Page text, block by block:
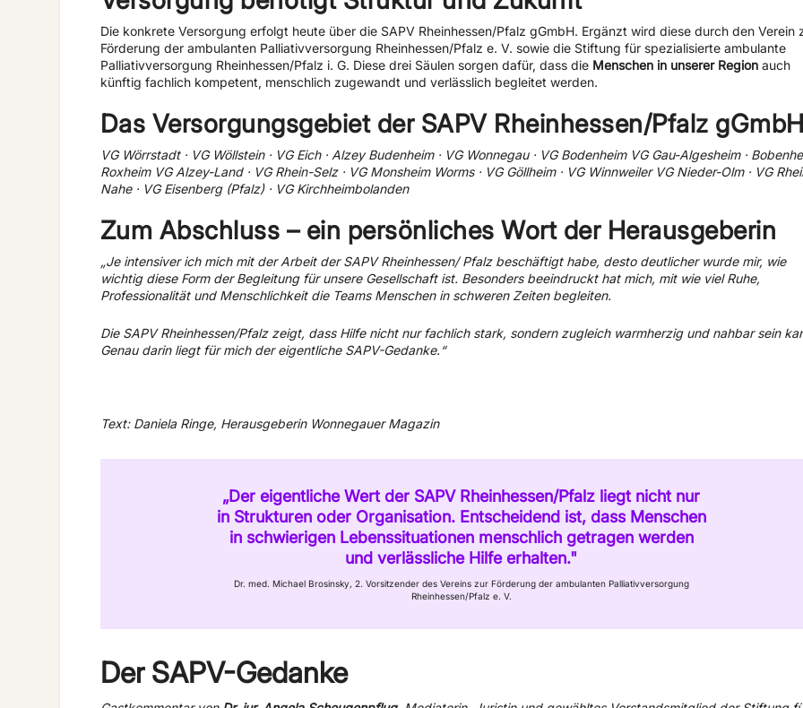
Die konkrete Versorgung erfolgt heute über die SAPV Rheinhessen/Pfalz gGmbH. Ergänzt wird diese durch den Verein
Förderung der ambulanten Palliativversorgung Rheinhessen/Pfalz e. V. sowie die Stiftung für spezialisierte ambulante
Palliativversorgung Rheinhessen/Pfalz i. G. Diese drei Säulen sorgen dafür, dass die Menschen in unserer Region auch
künftig fachlich kompetent, menschlich zugewandt und verlässlich begleitet werden.
Das Versorgungsgebiet der SAPV Rheinhessen/Pfalz
VG Wörrstadt · VG Wöllstein · VG Eich · Alzey Budenheim · VG Wonnegau · VG Bodenheim VG Gau-Algesheim ·
Roxheim VG Alzey-Land · VG Rhein-Selz · VG Monsheim Worms · VG Göllheim · VG Winnweiler VG Nieder-Olm · VG
Nahe · VG Eisenberg (Pfalz) · VG Kirchheimbolanden
Zum Abschluss – ein persönliches Wort der Herausgeberin
„Je intensiver ich mich mit der Arbeit der SAPV Rheinhessen/ Pfalz beschäftigt habe, desto deutlicher wurde mir, wie
wichtig diese Form der Begleitung für unsere Gesellschaft ist. Besonders beeindruckt hat mich, mit wie viel Ruhe,
Professionalität und Menschlichkeit die Teams Menschen in schweren Zeiten begleiten.
Die SAPV Rheinhessen/Pfalz zeigt, dass Hilfe nicht nur fachlich stark, sondern zugleich warmherzig und nahbar sein
Genau darin liegt für mich der eigentliche SAPV-Gedanke.“
Text: Daniela Ringe, Herausgeberin Wonnegauer Magazin
„Der eigentliche Wert der SAPV Rheinhessen/Pfalz liegt nicht nur
in Strukturen oder Organisation. Entscheidend ist, dass Menschen
in schwierigen Lebenssituationen menschlich getragen werden
und verlässliche Hilfe erhalten."
Dr. med. Michael Brosinsky, 2. Vorsitzender des Vereins zur Förderung der ambulanten Palliativversorgung
Rheinhessen/Pfalz e. V.
Der SAPV-Gedanke